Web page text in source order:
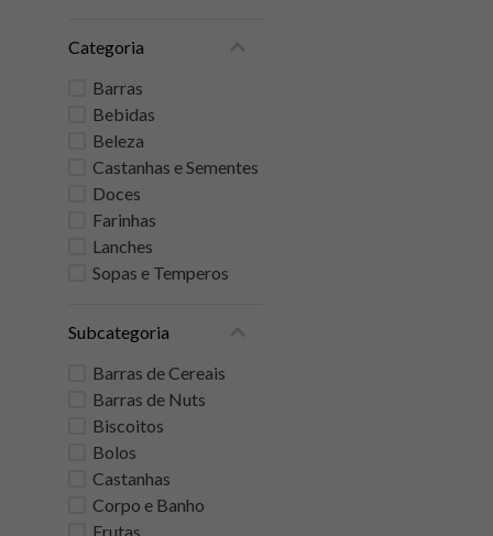
Categoria
Barras
Bebidas
Beleza
Castanhas e Sementes
Doces
Farinhas
Lanches
Sopas e Temperos
Subcategoria
Barras de Cereais
Barras de Nuts
Biscoitos
Bolos
Castanhas
Corpo e Banho
Frutas